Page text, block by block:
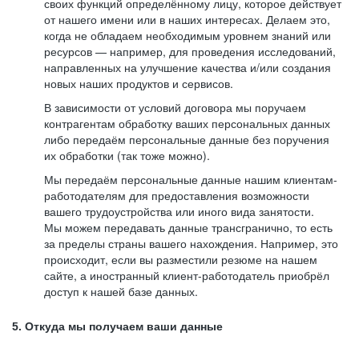
своих функций определённому лицу, которое действует
от нашего имени или в наших интересах. Делаем это,
когда не обладаем необходимым уровнем знаний или
ресурсов — например, для проведения исследований,
направленных на улучшение качества и/или создания
новых наших продуктов и сервисов.
В зависимости от условий договора мы поручаем
контрагентам обработку ваших персональных данных
либо передаём персональные данные без поручения
их обработки (так тоже можно).
Мы передаём персональные данные нашим клиентам-
работодателям для предоставления возможности
вашего трудоустройства или иного вида занятости.
Мы можем передавать данные трансгранично, то есть
за пределы страны вашего нахождения. Например, это
происходит, если вы разместили резюме на нашем
сайте, а иностранный клиент-работодатель приобрёл
доступ к нашей базе данных.
5. Откуда мы получаем ваши данные